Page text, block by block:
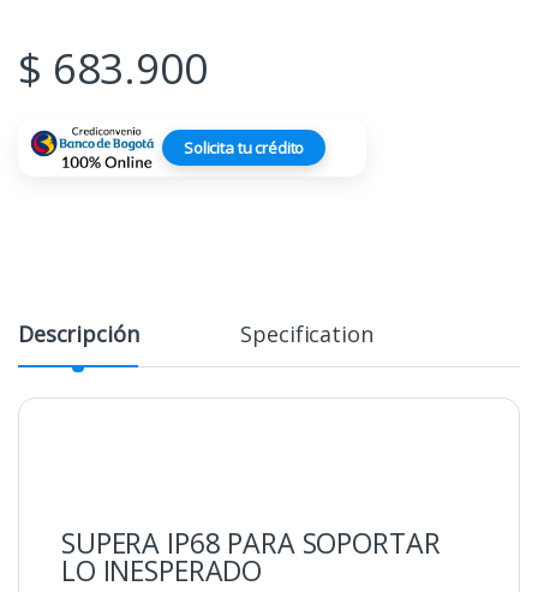
$ 683.900
Solicita tu crédito
Descripción Specification
SUPERA IP68 PARA SOPORTAR
LO INESPERADO